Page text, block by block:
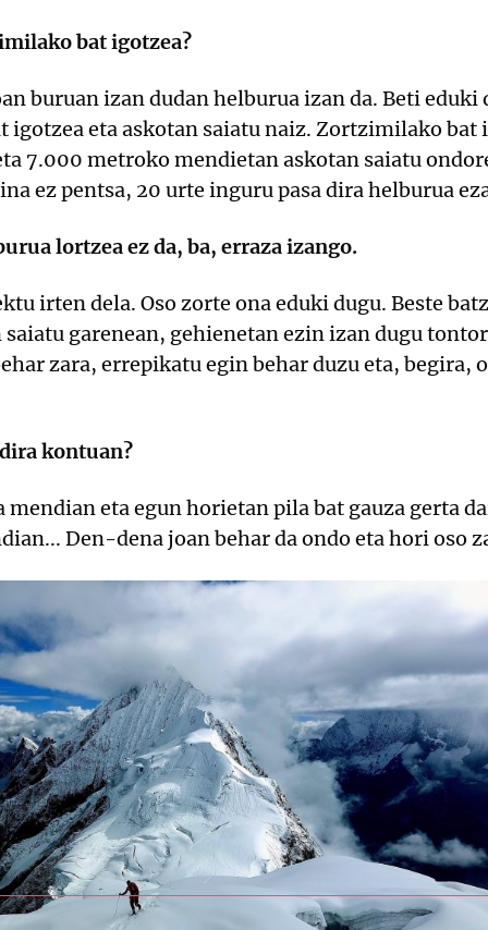
bat igotzea?
buruan izan dudan helburua izan da. Beti eduki
eta askotan saiatu naiz. Zortzimilako bat
7.000 metroko mendietan askotan saiatu
ez pentsa, 20 urte inguru pasa dira helburua
lortzea ez da, ba, erraza izango.
irten dela. Oso zorte ona eduki dugu. Beste
garenean, gehienetan ezin izan dugu
zara, errepikatu egin behar duzu eta, begira,
kontuan?
mendian eta egun horietan pila bat gauza gerta
Den-dena joan behar da ondo eta hori oso